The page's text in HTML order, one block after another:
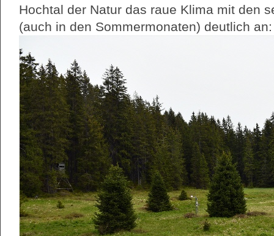
Hochtal der Natur das raue Klima mit den
(auch in den Sommermonaten) deutlich an: